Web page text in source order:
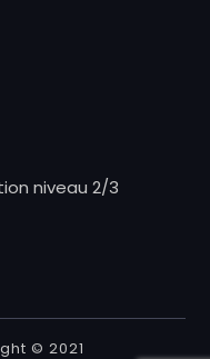
niveau 2/3
© 2021